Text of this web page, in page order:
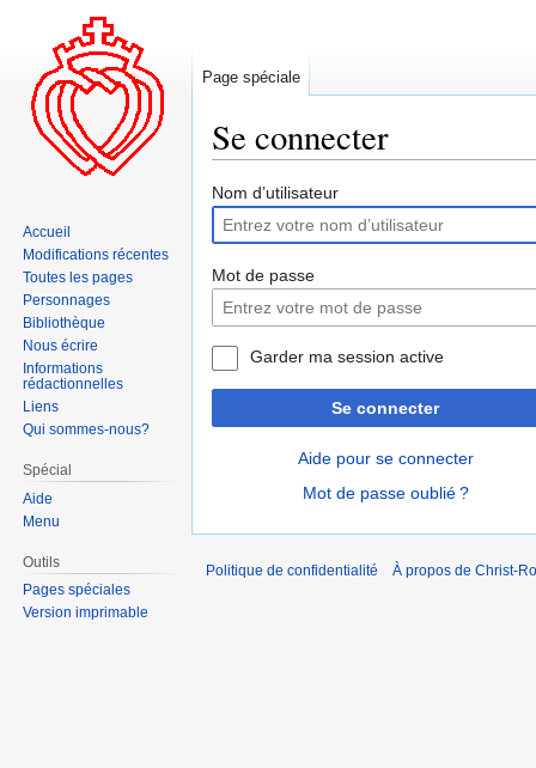
Se connecter
Aller
la
navigation
Aller
la
recherche
Nom d’utilisateur
Mot de passe
Garder ma session active
Se connecter
Aide pour se connecter
Mot de passe oublié ?
Page spéciale
Accueil
Modifications récentes
Toutes les pages
Personnages
Bibliothèque
Nous écrire
Informations
rédactionnelles
Liens
Qui sommes-nous?
Spécial
Aide
Menu
Outils
Pages spéciales
Version imprimable
Politique de confidentialité À propos de Christ-